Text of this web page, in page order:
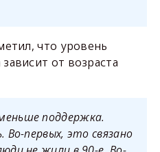
что уровень
от возраста
поддержка.
Во-первых, это связано